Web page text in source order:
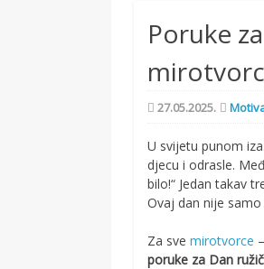
Poruke
27.05.2025.
U svijetu punom
djecu i odrasle.
bilo!“ Jedan takav
Ovaj dan nije
Za svemirotvorce
poruke za Dan